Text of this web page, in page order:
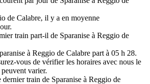
de Calabre, il y a en moyenne
train part-il de Sparanise à Reggio de
à Reggio de Calabre part à 05 h 28.
vous de vérifier les horaires avec nous le
varier.
train de Sparanise à Reggio de